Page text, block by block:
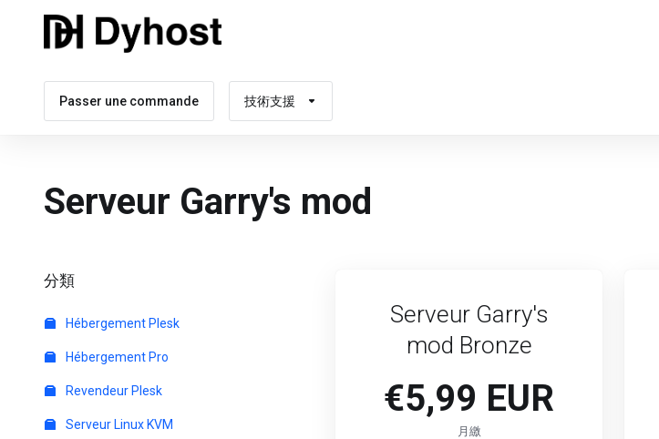
Passer une commande 技術支援
Serveur Garry's mod
分類
Hébergement Plesk
Hébergement Pro
Revendeur Plesk
Serveur Linux KVM
Serveur Garry's
mod Bronze
€5,99 EUR
月繳